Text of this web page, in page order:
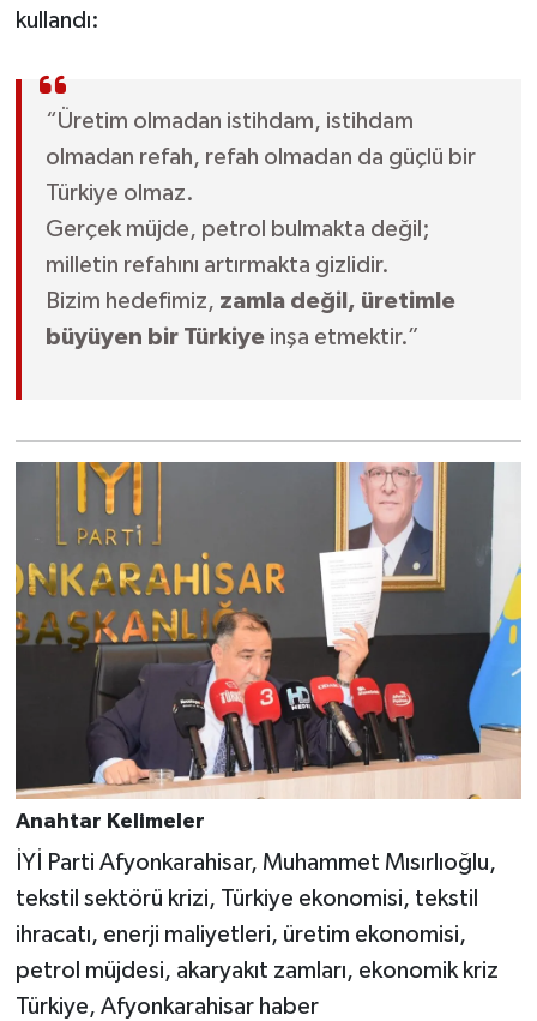
kullandı:
“Üretim olmadan istihdam, istihdam
olmadan refah, refah olmadan da güçlü bir
Türkiye olmaz.
Gerçek müjde, petrol bulmakta değil;
milletin refahını artırmakta gizlidir.
Bizim hedefimiz, zamla değil, üretimle
büyüyen bir Türkiyeinşa etmektir.”
Anahtar Kelimeler
İYİ Parti Afyonkarahisar, Muhammet Mısırlıoğlu,
tekstil sektörü krizi, Türkiye ekonomisi, tekstil
ihracatı, enerji maliyetleri, üretim ekonomisi,
petrol müjdesi, akaryakıt zamları, ekonomik kriz
Türkiye, Afyonkarahisar haber